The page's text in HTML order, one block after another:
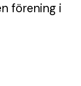
förening i